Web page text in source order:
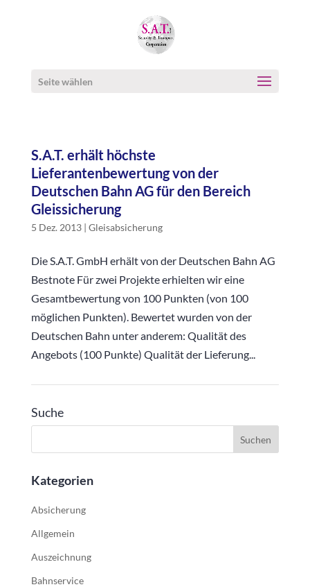
Seite wählen
S.A.T. erhält höchste
Lieferantenbewertung von der
Deutschen Bahn AG für den Bereich
Gleissicherung
5 Dez. 2013| Gleisabsicherung
Die S.A.T. GmbH erhält von der Deutschen Bahn AG
Bestnote Für zwei Projekte erhielten wir eine
Gesamtbewertung von 100 Punkten (von 100
möglichen Punkten). Bewertet wurden von der
Deutschen Bahn unter anderem: Qualität des
Angebots (100 Punkte) Qualität der Lieferung...
Suche
Kategorien
Absicherung
Allgemein
Auszeichnung
Bahnservice